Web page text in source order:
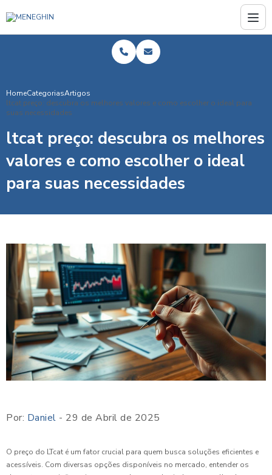
HomeCategoriasArtigos
ltcat preço: descubra os melhores valores e como escolher o ideal para
suas necessidades
ltcat preço: descubra os melhores
valores e como escolher o ideal
para suas necessidades
Por: Daniel - 29 de Abril de 2025
O preço do LTcat é um fator crucial para quem busca soluções eficientes e
acessíveis. Com diversas opções disponíveis no mercado, entender os